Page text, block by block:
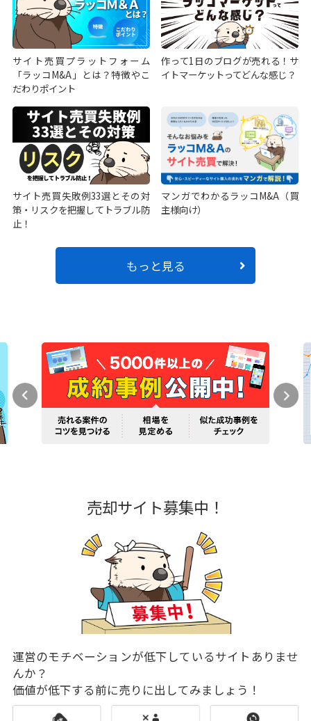
サイト売買プラットフォーム
「ラッコM&A」とは？特徴やこ
だわりポイント
作って1日のブログが売れる！サ
イトマーケットってどんな感じ？
サイト売買失敗例33選とその対
策・リスクを把握してトラブル防
止！
マンガでわかるラッコM&A（買
主様向け）
もっと見る
売却サイト募集中！
運営のモチベーションが低下しているサイトありませ
んか？
価値が低下する前に売りに出してみましょう！